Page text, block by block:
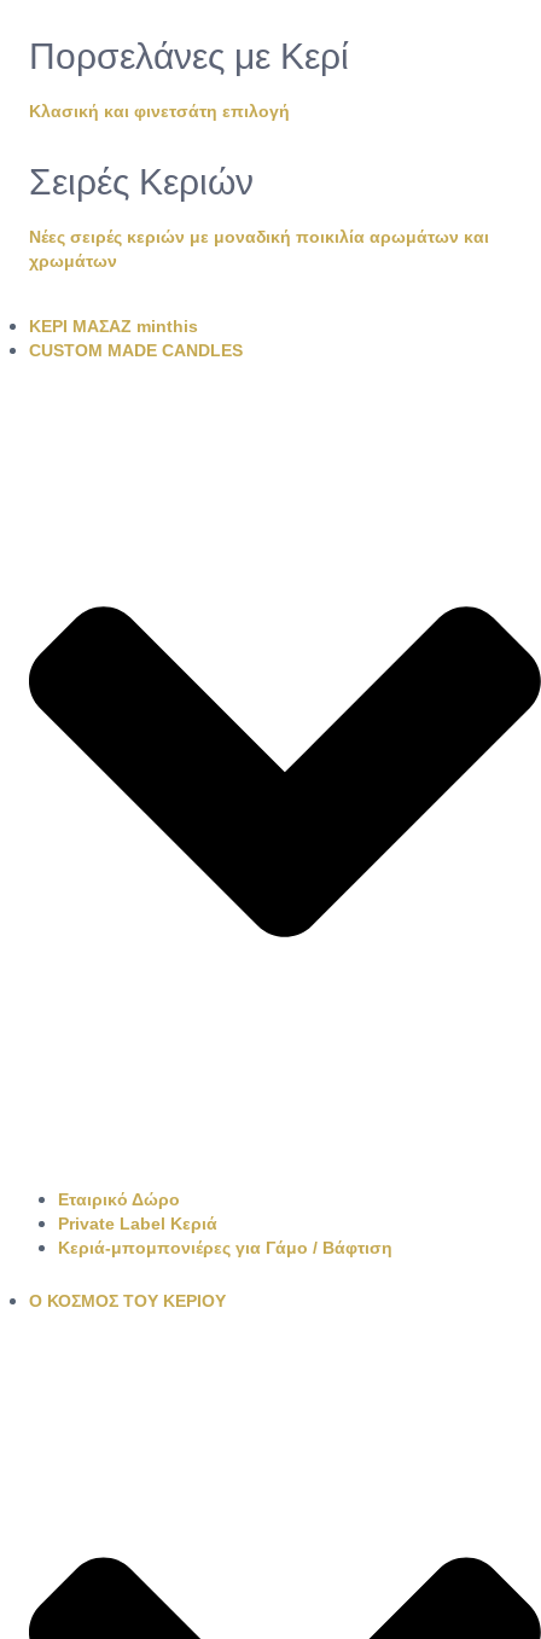
Πορσελάνες με Κερί
Κλασική και φινετσάτη επιλογή
Σειρές Κεριών
Νέες σειρές κεριών με μοναδική ποικιλία αρωμάτων και
χρωμάτων
ΚΕΡΙ ΜΑΣΑΖ minthis
CUSTOM MADE CANDLES
Εταιρικό Δώρο
Private Label Κεριά
Κεριά-μπομπονιέρες για Γάμο / Βάφτιση
Ο ΚΟΣΜΟΣ ΤΟΥ ΚΕΡΙΟΥ